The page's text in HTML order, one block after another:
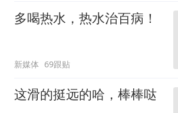
多喝热水，热水治百病！
新媒体 69跟贴
这滑的挺远的哈，棒棒哒